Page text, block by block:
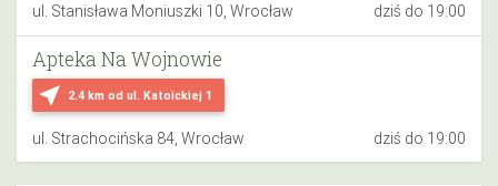
ul. Stanisława Moniuszki 10, Wrocław dziś do 19:00
near_me 2.4 km od ul. Katoickiej 1
Apteka Na Wojnowie
ul. Strachocińska 84, Wrocław dziś do 19:00